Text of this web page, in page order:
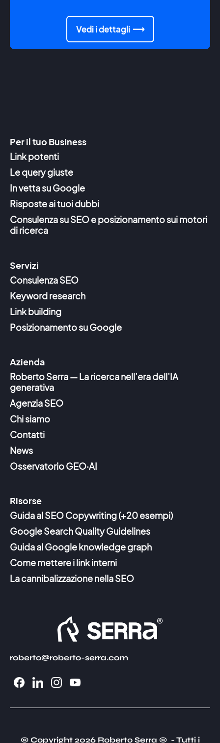
Vedi i dettagli
Per il tuo Business
Link potenti
Le query giuste
In vetta su Google
Risposte ai tuoi dubbi
Consulenza su SEO e posizionamento sui motori
di ricerca
Servizi
Consulenza SEO
Keyword research
Link building
Posizionamento su Google
Azienda
Roberto Serra — La ricerca nell’era dell’IA
generativa
Agenzia SEO
Chi siamo
Contatti
News
Osservatorio GEO·AI
Risorse
Guida al SEO Copywriting (+20 esempi)
Google Search Quality Guidelines
Guida al Google knowledge graph
Come mettere i link interni
La cannibalizzazione nella SEO
roberto@roberto-serra.com
© Copyright 2026 Roberto Serra © - Tutti i